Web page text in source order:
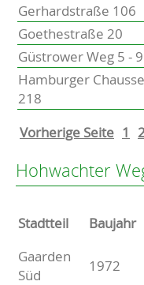
Gerhardstraße 106
Goethestraße 20
Güstrower Weg 5 - 9
Hamburger
218
Vorherige Seite 1
Hohwachter
Stammdaten
Basisdaten zur
Stadtteil Baujahr
Gaarden
Süd
1972